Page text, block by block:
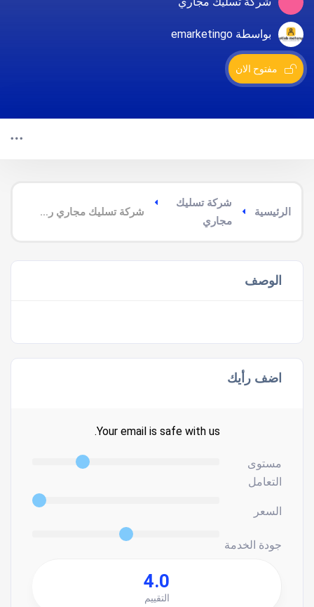
بواسطة emarketingo
مفتوح الان
الرئيسية
شركة تسليك
مجاري
شركة تسليك مجاري رخيص بالباحة
الوصف
اضف رأيك
Your email is safe with us.
مستوى
التعامل
السعر
جودة الخدمة
4.0
التقييم